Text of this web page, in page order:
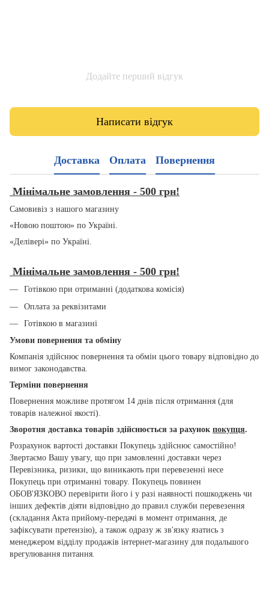
Додайте перший відгук
Написати відгук
Доставка Оплата Повернення
Мінімальне замовлення - 500 грн!
Самовивіз з нашого магазину
«Новою поштою» по Україні.
«Делівері» по Україні.
Мінімальне замовлення - 500 грн!
Готівкою при отриманні (додаткова комісія)
Оплата за реквізитами
Готівкою в магазині
Умови повернення та обміну
Компанія здійснює повернення та обмін цього товару відповідно до
вимог законодавства.
Терміни повернення
Повернення можливе протягом 14 днів після отримання (для
товарів належної якості).
Зворотня доставка товарів здійснюється за рахунок покупця.
Розрахунок вартості доставки Покупець здійснює самостійно!
Звертаємо Вашу увагу, що при замовленні доставки через
Перевізника, ризики, що виникають при перевезенні несе
Покупець при отриманні товару. Покупець повинен
ОБОВ'ЯЗКОВО перевірити його і у разі наявності пошкоджень чи
інших дефектів діяти відповідно до правил служби перевезення
(складання Акта прийому-передачі в момент отримання, де
зафіксувати претензію), а також одразу ж зв'язку язатись з
менеджером відділу продажів інтернет-магазину для подальшого
врегулювання питання.